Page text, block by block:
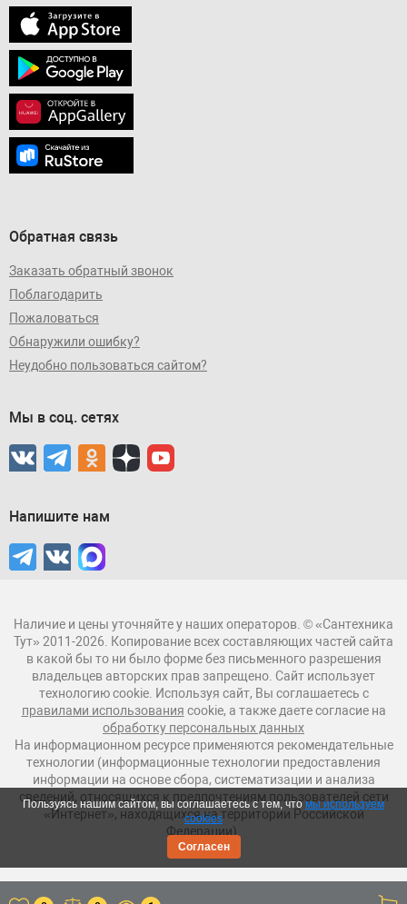
Обратная связь
Заказать обратный звонок
Поблагодарить
Пожаловаться
Обнаружили ошибку?
Неудобно пользоваться сайтом?
Мы в соц. сетях
Напишите нам
Наличие и цены уточняйте у наших операторов. © «Сантехника
Тут» 2011-2026. Копирование всех составляющих частей сайта
в какой бы то ни было форме без письменного разрешения
владельцев авторских прав запрещено. Сайт использует
технологию cookie. Используя сайт, Вы соглашаетесь с
правилами использования cookie, а также даете согласие на
обработку персональных данных
На информационном ресурсе применяются рекомендательные
технологии (информационные технологии предоставления
информации на основе сбора, систематизации и анализа
сведений, относящихся к предпочтениям пользователей сети
«Интернет», находящихся на территории Российской
Федерации).
Пользуясь нашим сайтом, вы соглашаетесь с тем, чтомы используем
cookies
Согласен